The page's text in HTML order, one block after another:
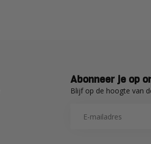
Abonneer je op
Blijf op de hoogte van